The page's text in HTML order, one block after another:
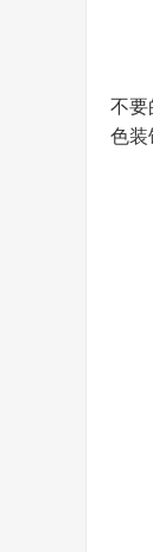
不要
色装